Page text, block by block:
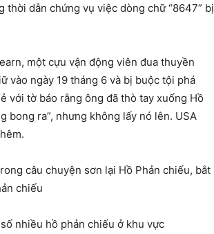
thời dẫn chứng vụ việc dòng chữ “8647” bị
một cựu vận động viên đua thuyền
vào ngày 19 tháng 6 và bị buộc tội phá
với tờ báo rằng ông đã thò tay xuống Hồ
bong ra”, nhưng không lấy nó lên. USA
câu chuyện sơn lại Hồ Phản chiếu, bắt
chiếu
nhiều hồ phản chiếu ở khu vực